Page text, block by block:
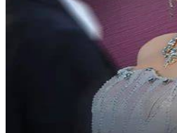
Sun-Staches
Swimava
Tommee Tippee
Trunki